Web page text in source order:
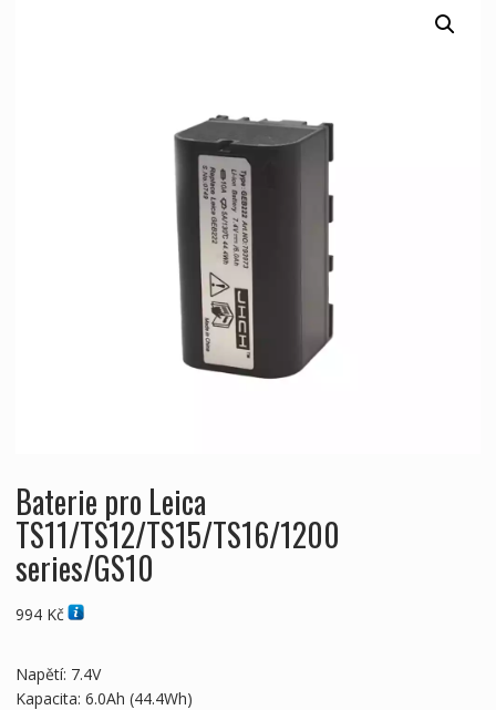
Baterie pro Leica
TS11/TS12/TS15/TS16/1200
series/GS10
994 Kč
Napětí: 7.4V
Kapacita: 6.0Ah (44.4Wh)